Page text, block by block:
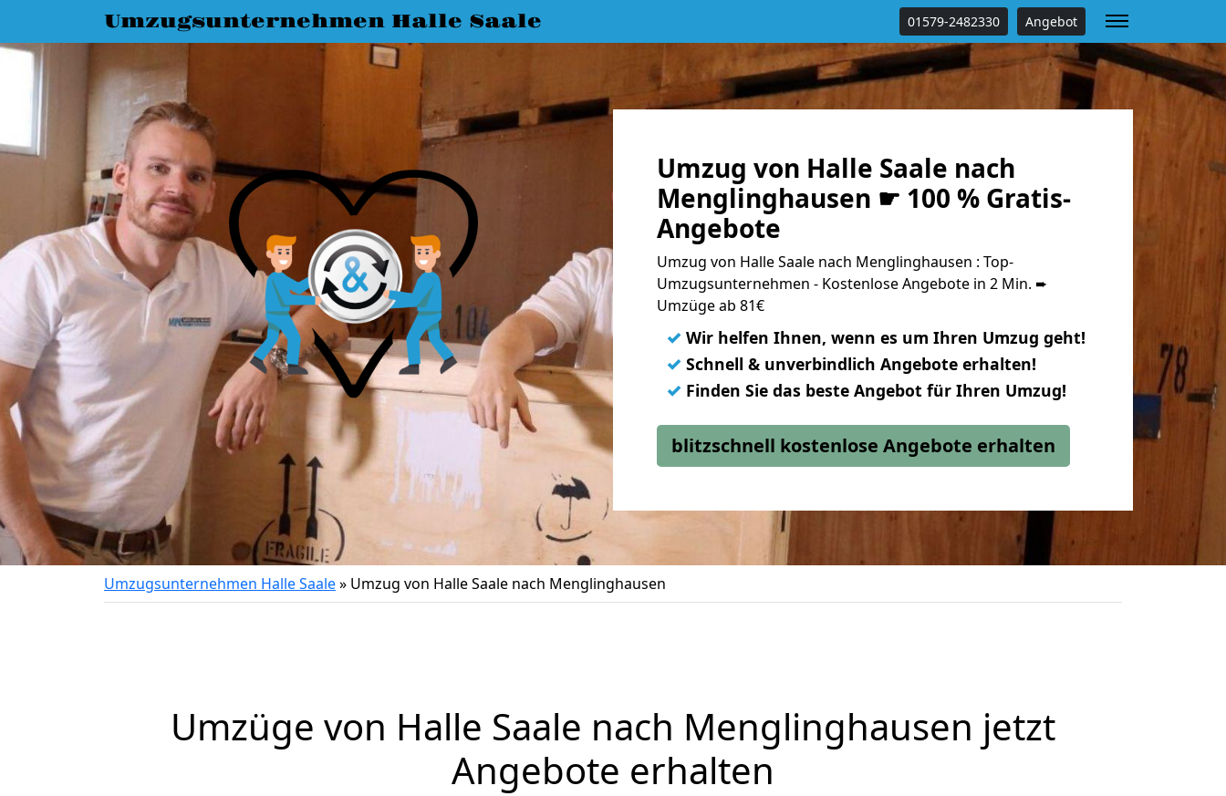
Umzugsunternehmen Halle Saale 01579-2482330 Angebot
Umzug von Halle Saale nach
Menglinghausen ☛ 100 % Gratis-
Angebote
Umzug von Halle Saale nach Menglinghausen : Top-
Umzugsunternehmen - Kostenlose Angebote in 2 Min. ➨
Umzüge ab 81€
✓ Wir helfen Ihnen, wenn es um Ihren Umzug geht!
✓ Schnell & unverbindlich Angebote erhalten!
✓ Finden Sie das beste Angebot für Ihren Umzug!
blitzschnell kostenlose Angebote erhalten
Umzugsunternehmen Halle Saale» Umzug von Halle Saale nach Menglinghausen
Umzüge von Halle Saale nach Menglinghausen jetzt
Angebote erhalten